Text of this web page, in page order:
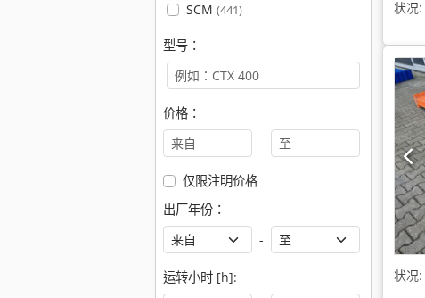
SCM (441)
型号：
价格：
-
仅限注明价格
出厂年份：
-
运转小时 [h]:
状况:
状况: